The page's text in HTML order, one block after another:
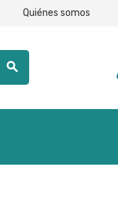
Quiénes somos
search